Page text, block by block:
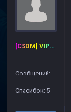
[CSDM] VIP-PREMIUM
Сообщений: 127
Спасибок: 5